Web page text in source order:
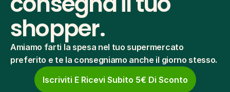
shopper.
Amiamo farti la spesa nel tuo supermercato
preferito e te la consegniamo anche il giorno stesso.
Iscriviti E Ricevi Subito 5€ Di Sconto